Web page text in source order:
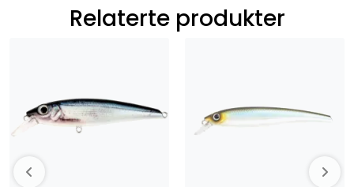
Relaterte produkter